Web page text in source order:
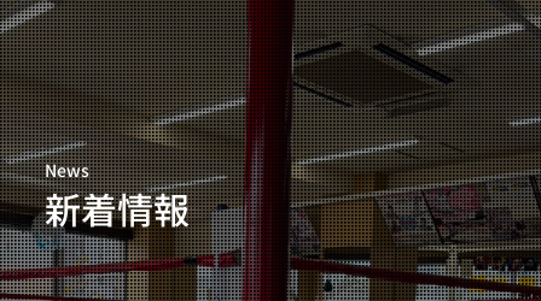
ご予約
プライベートコース予約
レンタルスタジオ予約
名古屋大橋ボクシングジムについて
大橋弘政プロフィール
スタッフ紹介
料金案内
設備紹介
アクセス
営業時間
トレーナー募集
スポンサー募集
News
新着情報